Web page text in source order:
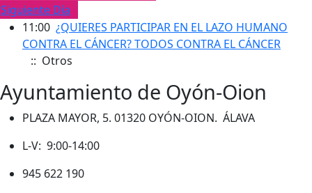
Siguiente Día
11:00 ¿QUIERES PARTICIPAR EN EL LAZO HUMANO
CONTRA EL CÁNCER? TODOS CONTRA EL CÁNCER
:: Otros
Ayuntamiento de Oyón-Oion
PLAZA MAYOR, 5. 01320 OYÓN-OION. ÁLAVA
L-V: 9:00-14:00
945 622 190